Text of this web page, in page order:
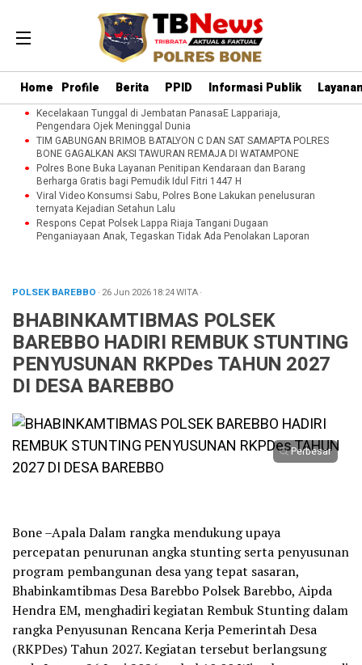
Home Profile Berita PPID Informasi Publik
Kecelakaan Tunggal di Jembatan PanasaE Lappariaja,
Pengendara Ojek Meninggal Dunia
TIM GABUNGAN BRIMOB BATALYON C DAN SAT SAMAPTA POLRES
BONE GAGALKAN AKSI TAWURAN REMAJA DI WATAMPONE
Polres Bone Buka Layanan Penitipan Kendaraan dan Barang
Berharga Gratis bagi Pemudik Idul Fitri 1447 H
Viral Video Konsumsi Sabu, Polres Bone Lakukan penelusuran
ternyata Kejadian Setahun Lalu
Respons Cepat Polsek Lappa Riaja Tangani Dugaan
Penganiayaan Anak, Tegaskan Tidak Ada Penolakan Laporan
POLSEK BAREBBO · 26 Jun 202618:24WITA·
BHABINKAMTIBMAS POLSEK
BAREBBO HADIRI REMBUK STUNTING
PENYUSUNAN RKPDes TAHUN 2027
DI DESA BAREBBO
Perbesar
Bone –Apala Dalam rangka mendukung upaya
percepatan penurunan angka stunting serta penyusunan
program pembangunan desa yang tepat sasaran,
Bhabinkamtibmas Desa Barebbo Polsek Barebbo, Aipda
Hendra EM, menghadiri kegiatan Rembuk Stunting dalam
rangka Penyusunan Rencana Kerja Pemerintah Desa
(RKPDes) Tahun 2027. Kegiatan tersebut berlangsung